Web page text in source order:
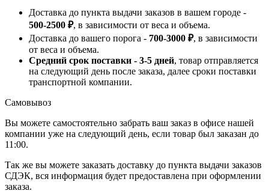
Доставка до пункта выдачи заказов в вашем городе -
500-2500 ₽, в зависимости от веса и объема.
Доставка до вашего порога - 700-3000 ₽, в зависимости
от веса и объема.
Средний срок поставки - 3-5 дней, товар отправляется
на следующий день после заказа, далее сроки поставки
транспортной компании.
Самовывоз
Вы можете самостоятельно забрать ваш заказ в офисе нашей
компании уже на следующий день, если товар был заказан до
11:00.
Так же вы можете заказать доставку до пункта выдачи заказов
СДЭК, вся информация будет предоставлена при оформлении
заказа.